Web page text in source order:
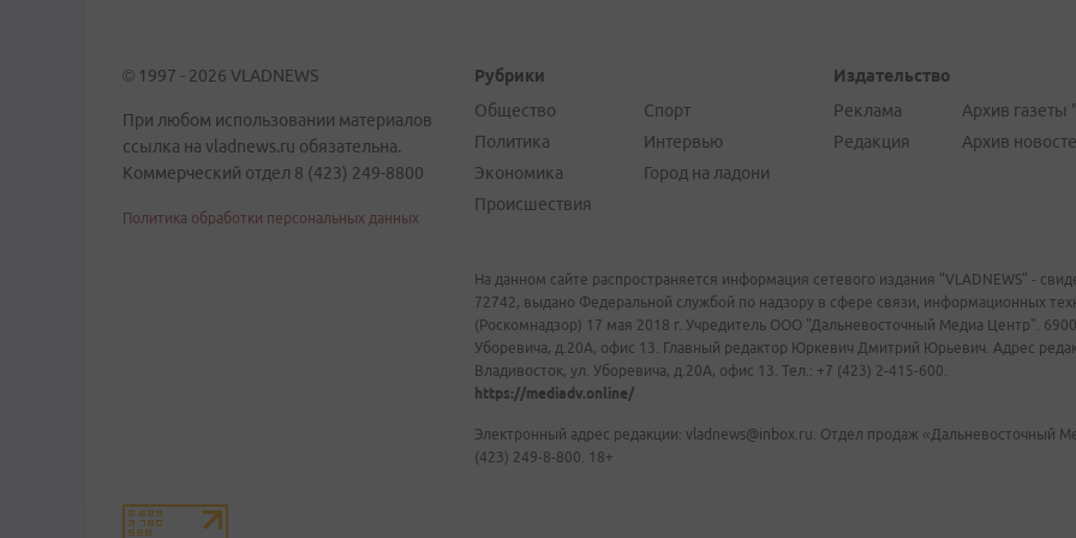
© 1997 - 2026 VLADNEWS
При любом использовании материалов
ссылка на vladnews.ru обязательна.
Коммерческий отдел 8 (423) 249-8800
Политика обработки персональных данных
Рубрики
Общество
Политика
Экономика
Происшествия
Спорт
Интервью
Город на ладони
Издательство
Реклама
Редакция
Архив газеты
Архив
На данном сайте распространяется информация сетевого издания "VLADNEWS" -
72742, выдано Федеральной службой по надзору в сфере связи, информационных
(Роскомнадзор) 17 мая 2018 г. Учредитель ООО "Дальневосточный Медиа Центр".
Уборевича, д.20А, офис 13. Главный редактор Юркевич Дмитрий Юрьевич. Адрес
Владивосток, ул. Уборевича, д.20А, офис 13. Тел.: +7 (423) 2-415-600.
https://mediadv.online/
Электронный адрес редакции: vladnews@inbox.ru. Отдел продаж «Дальневосточный
(423) 249-8-800. 18+